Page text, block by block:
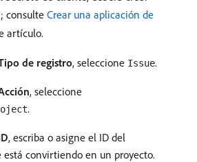
consulteCrear una aplicación de
artículo.
de registro, seleccione Issue.
, seleccione
.
, escriba o asigne el ID del
está convirtiendo en un proyecto.